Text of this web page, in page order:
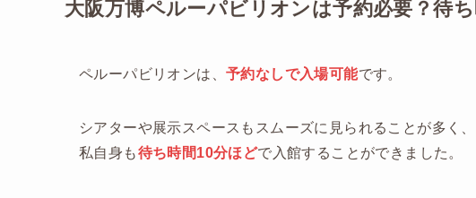
大阪万博ペルーパビリオンは予約必要？待ち
ペルーパビリオンは、 予約なしで入場可能です。
シアターや展示スペースもスムーズに見られることが多く、
私自身も待ち時間10分ほどで入館することができました。